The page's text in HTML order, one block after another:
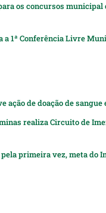
os concursos
1ª Conferência Livre
ação de doação de
realiza Circuito de
primeira vez, meta do